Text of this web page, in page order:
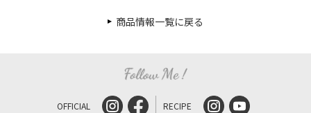
商品情報一覧に戻る
OFFICIAL RECIPE